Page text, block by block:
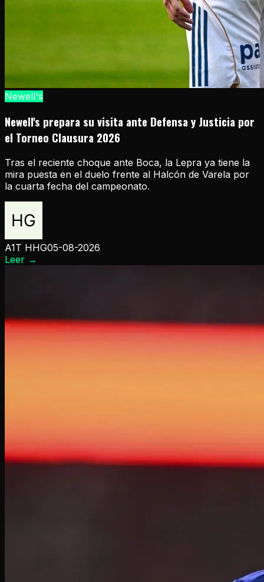
Newell's
Newell's prepara su visita ante Defensa y Justicia por
el Torneo Clausura 2026
Tras el reciente choque ante Boca, la Lepra ya tiene la
mira puesta en el duelo frente al Halcón de Varela por
la cuarta fecha del campeonato.
A1T HHG05-08-2026
Leer →